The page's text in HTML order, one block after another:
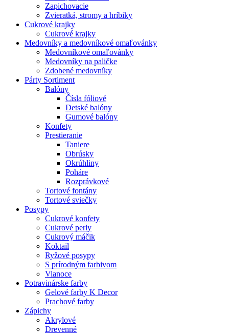
Zapichovacie
Zvieratká, stromy a hríbiky
Cukrové krajky
Cukrové krajky
Medovníky a medovníkové omaľovánky
Medovníkové omaľovánky
Medovníky na paličke
Zdobené medovníky
Párty Sortiment
Balóny
Čísla fóliové
Detské balóny
Gumové balóny
Konfety
Prestieranie
Taniere
Obrúsky
Okrúhliny
Poháre
Rozprávkové
Tortové fontány
Tortové sviečky
Posypy
Cukrové konfety
Cukrové perly
Cukrový máčik
Koktail
Ryžové posypy
S prírodným farbivom
Vianoce
Potravinárske farby
Gelové farby K Decor
Prachové farby
Zápichy
Akrylové
Drevenné